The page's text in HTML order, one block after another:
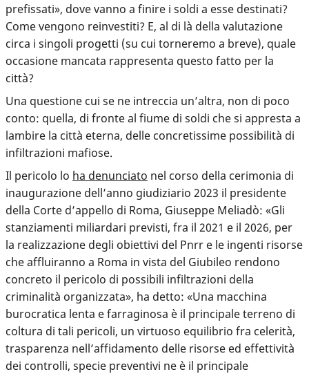
prefissati», dove vanno a finire i soldi a esse destinati?
Come vengono reinvestiti? E, al di là della valutazione
circa i singoli progetti (su cui torneremo a breve), quale
occasione mancata rappresenta questo fatto per la
città?
Una questione cui se ne intreccia un’altra, non di poco
conto: quella, di fronte al fiume di soldi che si appresta a
lambire la città eterna, delle concretissime possibilità di
infiltrazioni mafiose.
Il pericolo lo ha denunciato nel corso della cerimonia di
inaugurazione dell’anno giudiziario 2023 il presidente
della Corte d’appello di Roma, Giuseppe Meliadò: «Gli
stanziamenti miliardari previsti, fra il 2021 e il 2026, per
la realizzazione degli obiettivi del Pnrr e le ingenti risorse
che affluiranno a Roma in vista del Giubileo rendono
concreto il pericolo di possibili infiltrazioni della
criminalità organizzata», ha detto: «Una macchina
burocratica lenta e farraginosa è il principale terreno di
coltura di tali pericoli, un virtuoso equilibrio fra celerità,
trasparenza nell’affidamento delle risorse ed effettività
dei controlli, specie preventivi ne è il principale